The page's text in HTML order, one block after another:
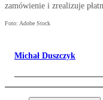
zamówienie i zrealizuje
Foto: Adobe Stock
Michał Duszczyk